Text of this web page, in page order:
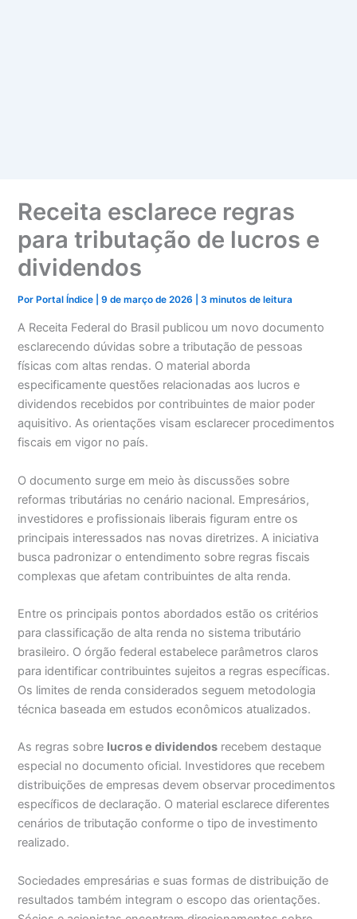
Receita esclarece regras
para tributação de lucros e
dividendos
PorPortal Índice |9 de março de 2026 |3 minutos de leitura
A Receita Federal do Brasil publicou um novo documento
esclarecendo dúvidas sobre a tributação de pessoas
físicas com altas rendas. O material aborda
especificamente questões relacionadas aos lucros e
dividendos recebidos por contribuintes de maior poder
aquisitivo. As orientações visam esclarecer procedimentos
fiscais em vigor no país.
O documento surge em meio às discussões sobre
reformas tributárias no cenário nacional. Empresários,
investidores e profissionais liberais figuram entre os
principais interessados nas novas diretrizes. A iniciativa
busca padronizar o entendimento sobre regras fiscais
complexas que afetam contribuintes de alta renda.
Entre os principais pontos abordados estão os critérios
para classificação de alta renda no sistema tributário
brasileiro. O órgão federal estabelece parâmetros claros
para identificar contribuintes sujeitos a regras específicas.
Os limites de renda considerados seguem metodologia
técnica baseada em estudos econômicos atualizados.
As regras sobre lucros e dividendos recebem destaque
especial no documento oficial. Investidores que recebem
distribuições de empresas devem observar procedimentos
específicos de declaração. O material esclarece diferentes
cenários de tributação conforme o tipo de investimento
realizado.
Sociedades empresárias e suas formas de distribuição de
resultados também integram o escopo das orientações.